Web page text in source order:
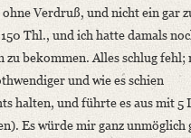
Verdruß, und nicht ein gar
Thl., und ich hatte damals
zu bekommen. Alles schlug fehl;
und wie es schien
halten, und führte es aus mit 5
Es würde mir ganz unmöglich